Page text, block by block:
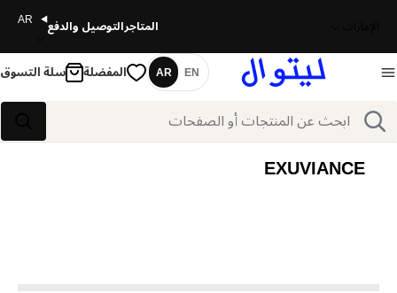
المتاجرالتوصيل والدفع AR
بحث
اللغة
EN
AR المفضلة سلة التسوق
EXUVIANCE